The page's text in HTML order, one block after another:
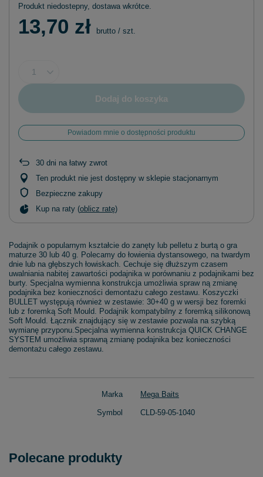
Produkt niedostepny, dostawa wkrótce
13,70 zł brutto / szt.
Dodaj do koszyka
Powiadom mnie o dostępności produktu
30 dni na łatwy zwrot
Ten produkt nie jest dostępny w sklepie stacjonarnym
Bezpieczne zakupy
Kup na raty (oblicz ratę)
Podajnik o popularnym kształcie do zanęty lub pelletu z burtą o gra
maturze 30 lub 40 g. Polecamy do łowienia dystansowego, na twardym
dnie lub na głębszych łowiskach. Cechuje się dłuższym czasem
uwalniania nabitej zawartości podajnika w porównaniu z podajnikami bez
burty. Specjalna wymienna konstrukcja umożliwia spraw ną zmianę
podajnika bez konieczności demontażu całego zestawu. Koszyczki
BULLET występują również w zestawie: 30+40 g w wersji bez foremki
lub z foremką Soft Mould. Podajnik kompatybilny z foremką silikonową
Soft Mould. Łącznik znajdujący się w zestawie pozwala na szybką
wymianę przyponu.Specjalna wymienna konstrukcja QUICK CHANGE
SYSTEM umożliwia sprawną zmianę podajnika bez konieczności
demontażu całego zestawu.
Marka Mega Baits
Symbol CLD-59-05-1040
Polecane produkty